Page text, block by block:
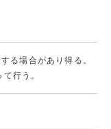
る場合があり得る。
行う。